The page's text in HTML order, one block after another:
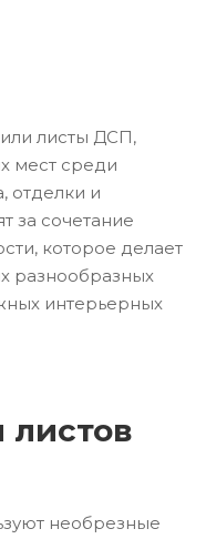
листы ДСП,
мест среди
отделки и
за сочетание
которое делает
разнообразных
интерьерных
листов
необрезные